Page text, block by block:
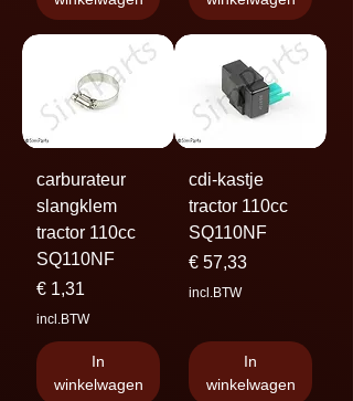
carburateur
slangklem
tractor 110cc
SQ110NF
Prijs
€ 1,31
incl.BTW
In
winkelwagen
cdi-kastje
tractor 110cc
SQ110NF
Prijs
€ 57,33
incl.BTW
In
winkelwagen